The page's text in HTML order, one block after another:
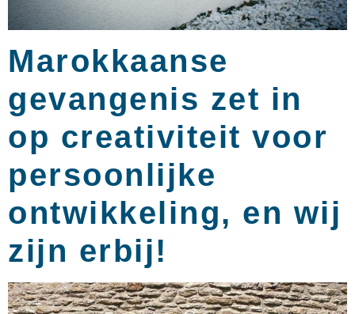
Marokkaanse
gevangenis zet in
op creativiteit voor
persoonlijke
ontwikkeling, en wij
zijn erbij!​